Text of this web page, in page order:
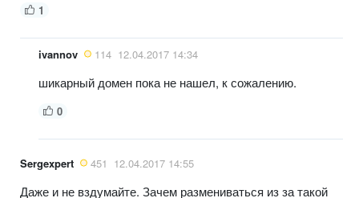
1
ivannov 114 12.04.2017 14:34
шикарный домен пока не нашел, к сожалению.
0
Sergexpert 451 12.04.2017 14:55
Даже и не вздумайте. Зачем размениваться из за такой